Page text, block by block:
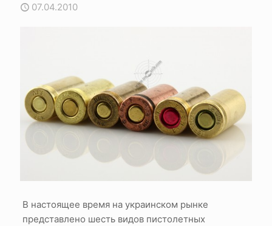
07.04.2010
В настоящее время на украинском рынке
представлено шесть видов пистолетных